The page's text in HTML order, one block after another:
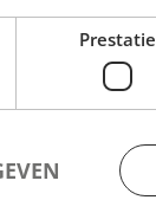
Prestatie